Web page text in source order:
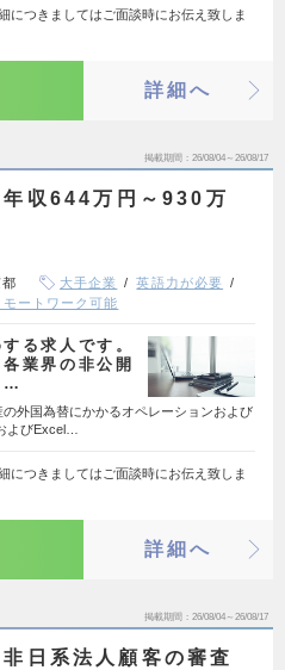
につきましてはご面談時にお伝え致しま
詳細へ
掲載期間 26/08/04～26/08/17
年収644万円～930万
大手企業
英語力が必要
モートワーク可能
る求人です。
業界の非公開
…
外国為替にかかるオペレーションおよび
よびExcel…
につきましてはご面談時にお伝え致しま
詳細へ
掲載期間 26/08/04～26/08/17
非日系法人顧客の審査